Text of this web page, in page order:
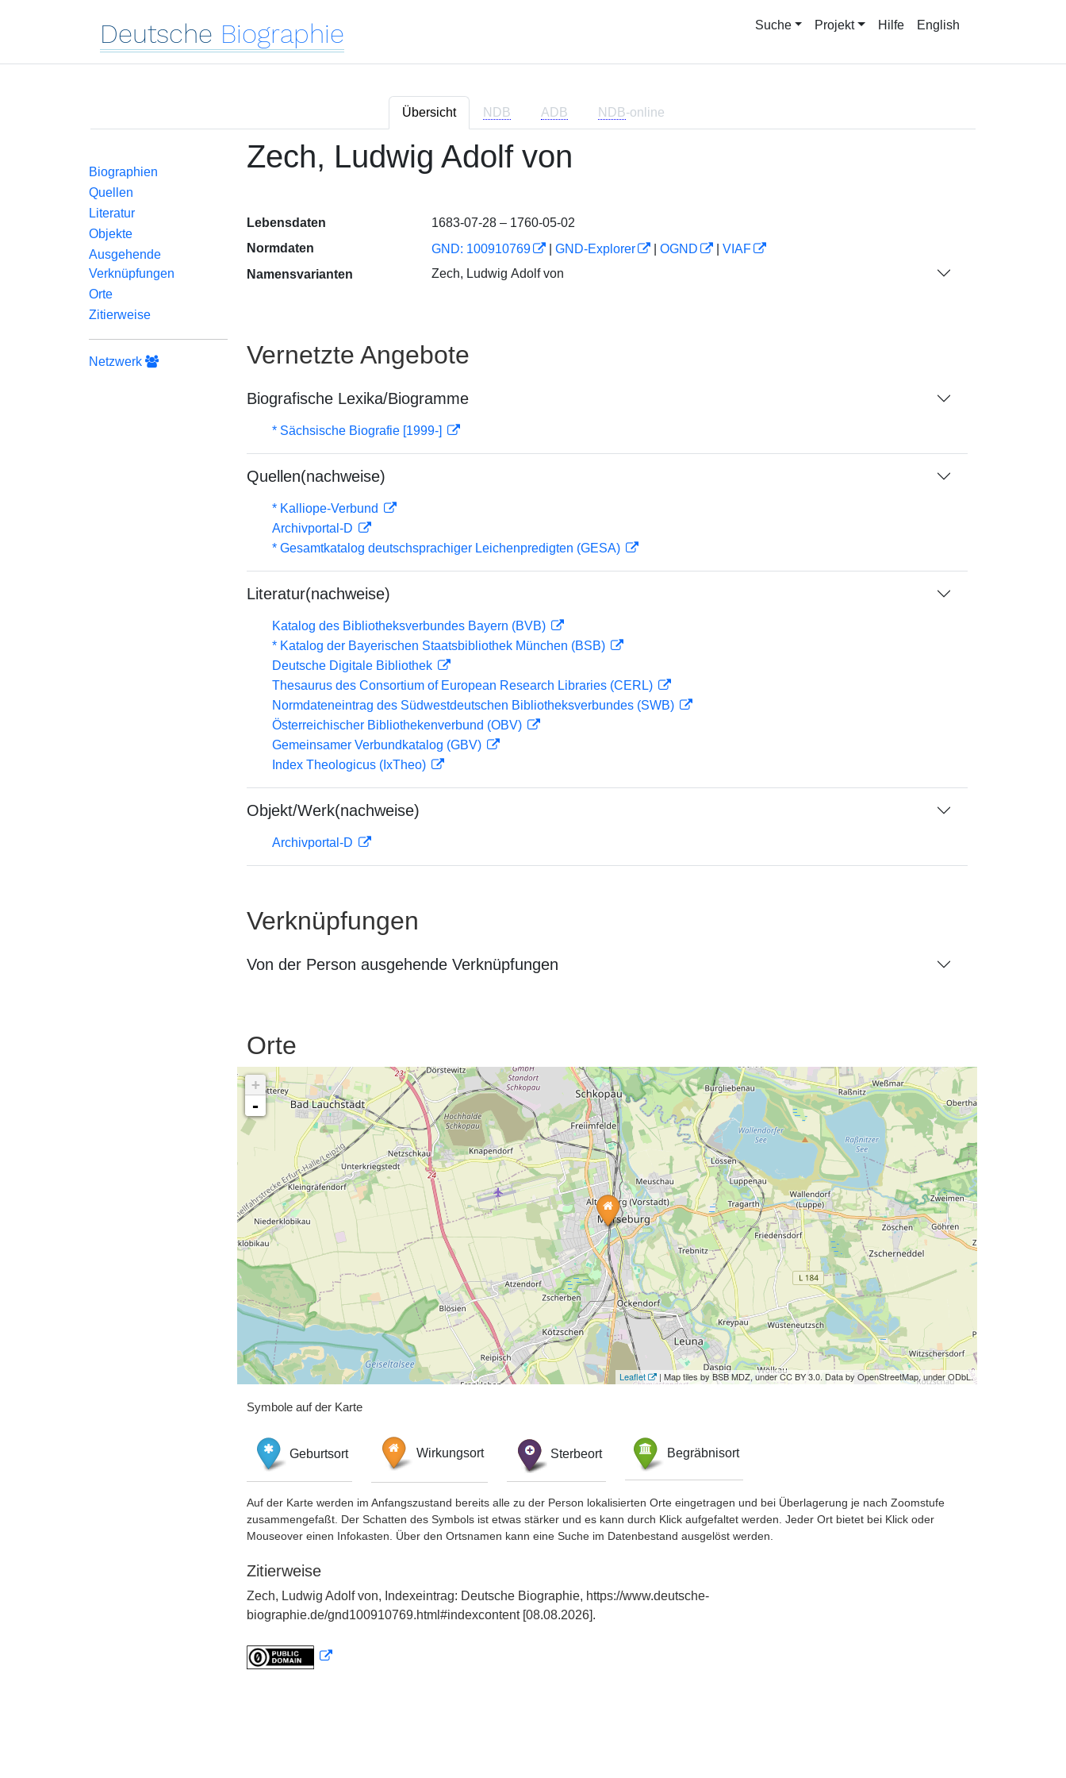
Deutsche Biographie Suche Projekt Hilfe English
Übersicht NDB ADB NDB-online
Biographien
Quellen
Literatur
Objekte
Ausgehende
Verknüpfungen
Orte
Zitierweise
Netzwerk
Zech, Ludwig Adolf von
Lebensdaten
1683-07-28 – 1760-05-02
Normdaten
GND: 100910769 GND-Explorer OGND
VIAF
Namensvarianten
Zech, Ludwig Adolf von
Vernetzte Angebote
Biografische Lexika/Biogramme
* Sächsische Biografie [1999-]
Quellen(nachweise)
* Kalliope-Verbund
Archivportal-D
* Gesamtkatalog deutschsprachiger Leichenpredigten (GESA)
Literatur(nachweise)
Katalog des Bibliotheksverbundes Bayern (BVB)
* Katalog der Bayerischen Staatsbibliothek München (BSB)
Deutsche Digitale Bibliothek
Thesaurus des Consortium of European Research Libraries (CERL)
Normdateneintrag des Südwestdeutschen Bibliotheksverbundes (SWB)
Österreichischer Bibliothekenverbund (OBV)
Gemeinsamer Verbundkatalog (GBV)
Index Theologicus (IxTheo)
Objekt/Werk(nachweise)
Archivportal-D
Verknüpfungen
Von der Person ausgehende Verknüpfungen
Orte
+
-
Leaflet | Map tiles by BSB MDZ, under CC BY 3.0. Data by OpenStreetMap, under ODbL.
Symbole auf der Karte
Geburtsort Wirkungsort Sterbeort Begräbnisort
Auf der Karte werden im Anfangszustand bereits alle zu der Person lokalisierten Orte eingetragen und bei Überlagerung je nach Zoomstufe
zusammengefaßt. Der Schatten des Symbols ist etwas stärker und es kann durch Klick aufgefaltet werden. Jeder Ort bietet bei Klick oder
Mouseover einen Infokasten. Über den Ortsnamen kann eine Suche im Datenbestand ausgelöst werden.
Zitierweise
Zech, Ludwig Adolf von, Indexeintrag: Deutsche Biographie, https://www.deutsche-
biographie.de/gnd100910769.html#indexcontent [08.08.2026].